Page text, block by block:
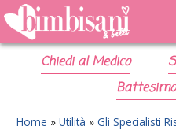
Chiedi al Medico
Home » Utilità » Gli Specialisti